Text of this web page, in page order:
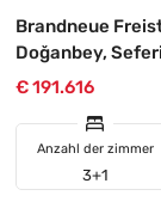
Brandneue
Doğanbey,
€ 191.616
Anzahl der zimmer
3+1